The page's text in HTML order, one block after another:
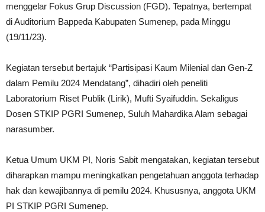
menggelar Fokus Grup Discussion (FGD). Tepatnya, bertempat
di Auditorium Bappeda Kabupaten Sumenep, pada Minggu
(19/11/23).
Kegiatan tersebut bertajuk “Partisipasi Kaum Milenial dan Gen-Z
dalam Pemilu 2024 Mendatang”, dihadiri oleh peneliti
Laboratorium Riset Publik (Lirik), Mufti Syaifuddin. Sekaligus
Dosen STKIP PGRI Sumenep, Suluh Mahardika Alam sebagai
narasumber.
Ketua Umum UKM PI, Noris Sabit mengatakan, kegiatan tersebut
diharapkan mampu meningkatkan pengetahuan anggota terhadap
hak dan kewajibannya di pemilu 2024. Khususnya, anggota UKM
PI STKIP PGRI Sumenep.